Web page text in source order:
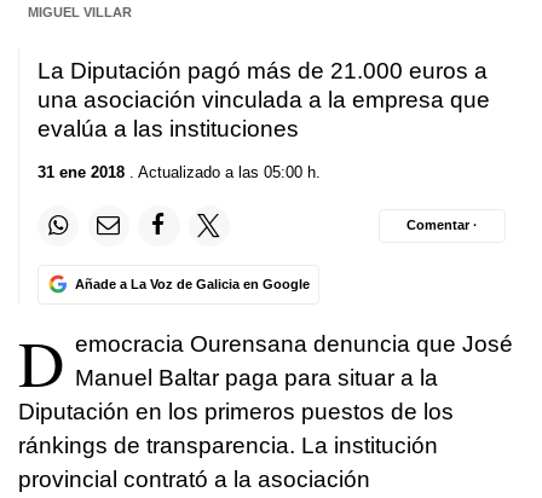
MIGUEL VILLAR
La Diputación pagó más de 21.000 euros a
una asociación vinculada a la empresa que
evalúa a las instituciones
31 ene 2018 . Actualizado a las 05:00 h.
Añade a La Voz de Galicia en Google
Comentar ·
D emocracia Ourensana denuncia que José
Manuel Baltar paga para situar a la
Diputación en los primeros puestos de los
ránkings de transparencia. La institución
provincial contrató a la asociación